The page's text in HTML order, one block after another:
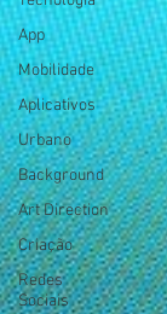
App
Mobilidade
Aplicativos
Urbano
Background
Art Direction
Criação
Redes
Sociais